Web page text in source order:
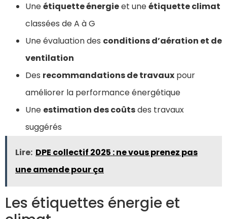
Uneétiquette énergieet uneétiquette climat
classées de A à G
Une évaluation des conditions d’aération et de
ventilation
Des recommandations de travaux pour
améliorer la performance énergétique
Une estimation des coûtsdes travaux
suggérés
Lire: DPE collectif 2025 : ne vous prenez pas
une amende pour ça
Les étiquettes énergie et